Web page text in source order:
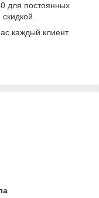
для постоянных
каждый клиент